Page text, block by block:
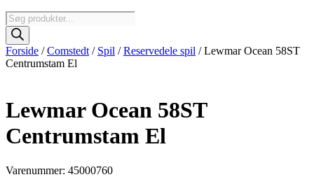
Products
search
Forside /Comstedt / Spil /Reservedele spil / Lewmar Ocean 58ST
Centrumstam El
Lewmar Ocean 58ST
Centrumstam El
Varenummer: 45000760